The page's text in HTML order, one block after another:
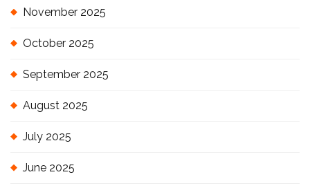
November 2025
October 2025
September 2025
August 2025
July 2025
June 2025